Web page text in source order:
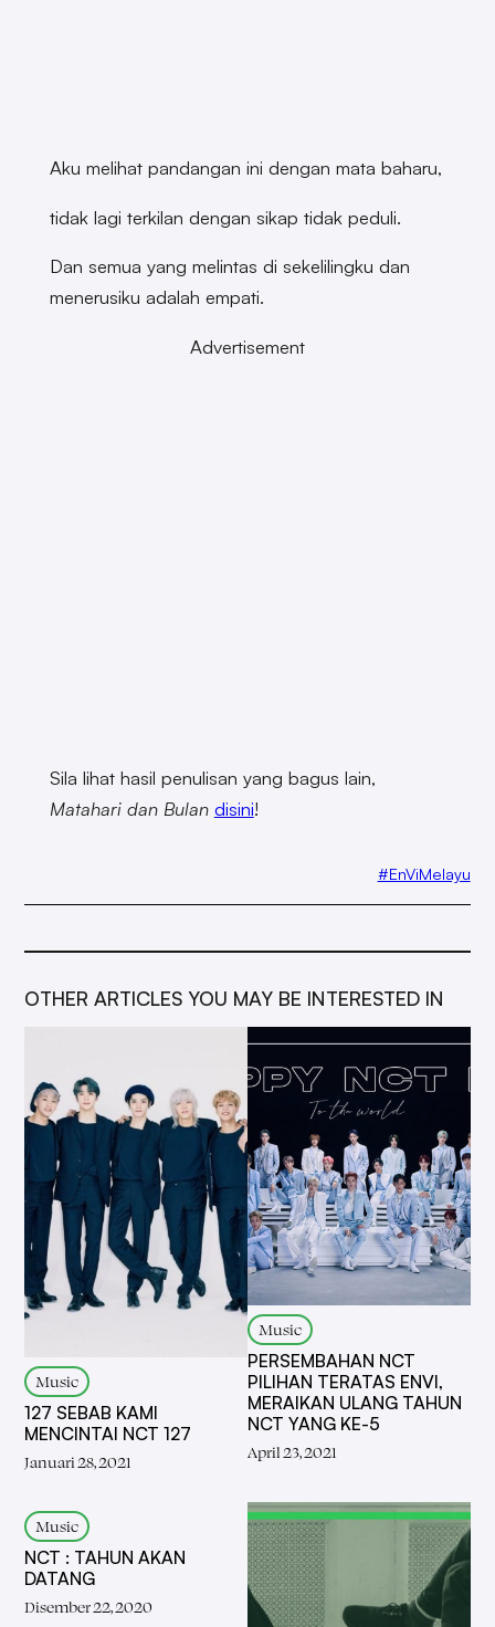
Aku melihat pandangan ini dengan mata baharu,
tidak lagi terkilan dengan sikap tidak peduli.
Dan semua yang melintas di sekelilingku dan
menerusiku adalah empati.
Advertisement
Sila lihat hasil penulisan yang bagus lain,
Matahari dan Bulan disini!
#EnViMelayu
OTHER ARTICLES YOU MAY BE INTERESTED IN
Music
127 SEBAB KAMI
MENCINTAI NCT 127
Januari 28, 2021
Music
PERSEMBAHAN NCT
PILIHAN TERATAS ENVI,
MERAIKAN ULANG TAHUN
NCT YANG KE-5
April 23, 2021
Music
NCT : TAHUN AKAN
DATANG
Disember 22, 2020